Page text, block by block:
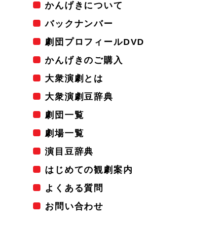
かんげきについて
バックナンバー
劇団プロフィールDVD
かんげきのご購入
大衆演劇とは
大衆演劇豆辞典
劇団一覧
劇場一覧
演目豆辞典
はじめての観劇案内
よくある質問
お問い合わせ